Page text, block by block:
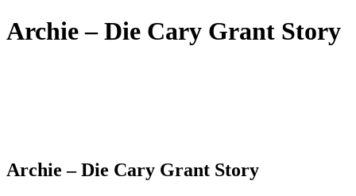
Archie – Die Cary Grant Story
Archie – Die Cary Grant Story